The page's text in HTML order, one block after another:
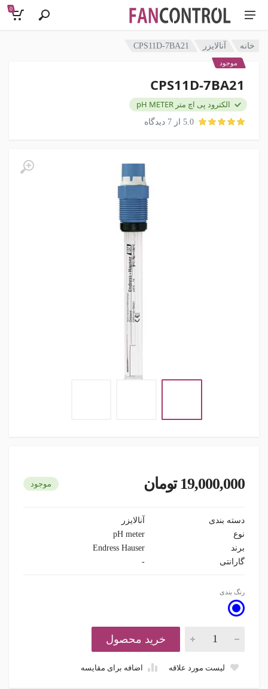
0
خانه آنالایزر CPS11D-7BA21
CPS11D-7BA21
5.0 از 7 دیدگاه
الکترود پی اچ متر pH METER
موجود
19,000,000 تومان موجود
دسته بندی
آنالایزر
نوع
pH meter
برند
Endress Hauser
گارانتی
-
رنگ بندی
خرید محصول
لیست مورد علاقه اضافه برای مقایسه